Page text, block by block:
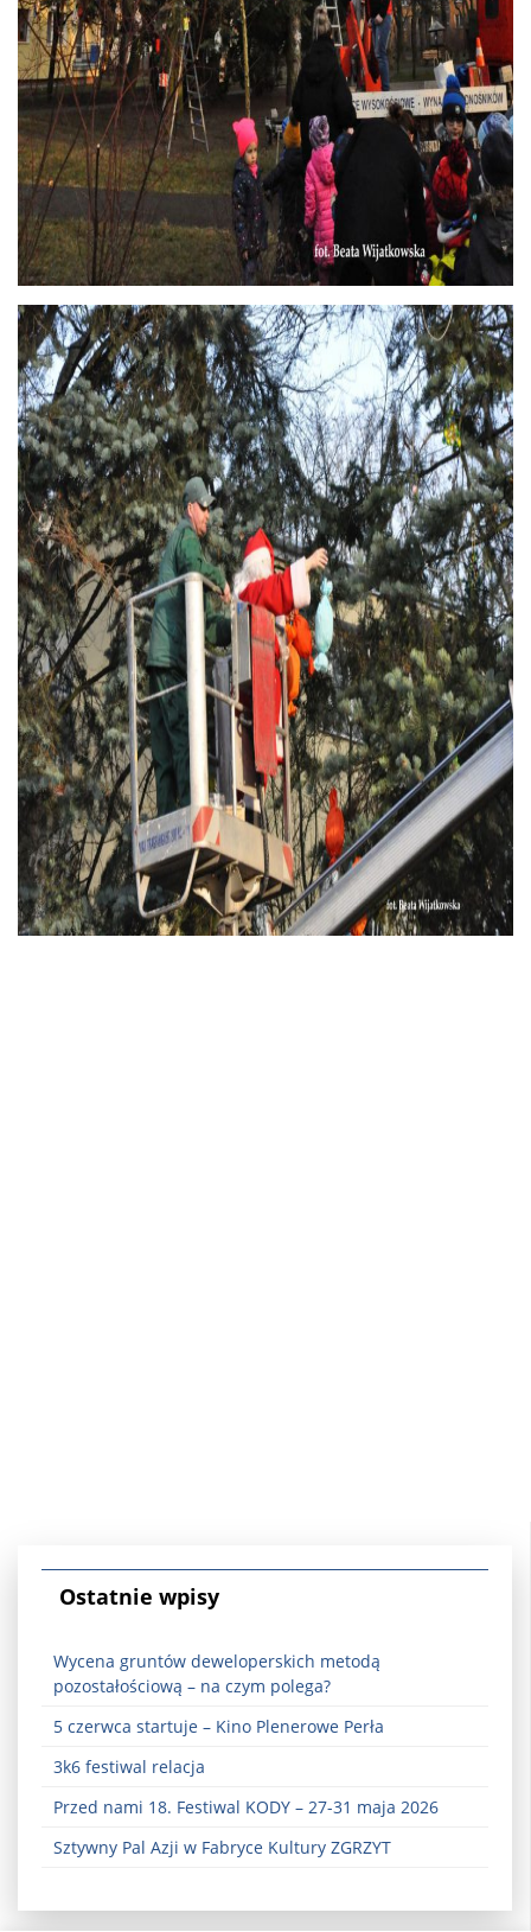
Ostatnie wpisy
Wycena gruntów deweloperskich metodą
pozostałościową – na czym polega?
5 czerwca startuje – Kino Plenerowe Perła
3k6 festiwal relacja
Przed nami 18. Festiwal KODY – 27-31 maja 2026
Sztywny Pal Azji w Fabryce Kultury ZGRZYT